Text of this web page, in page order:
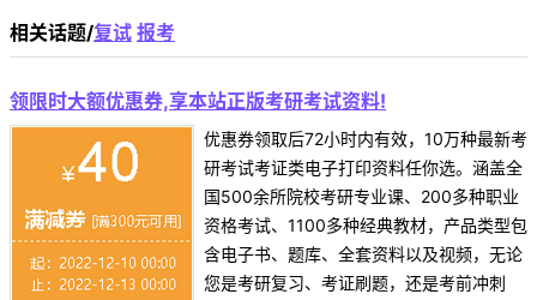
相关话题/复试 报考
领限时大额优惠券,享本站正版考研考试资料!
优惠券领取后72小时内有效，10万种最新考
研考试考证类电子打印资料任你选。涵盖全
国500余所院校考研专业课、200多种职业
资格考试、1100多种经典教材，产品类型包
含电子书、题库、全套资料以及视频，无论
您是考研复习、考证刷题，还是考前冲刺